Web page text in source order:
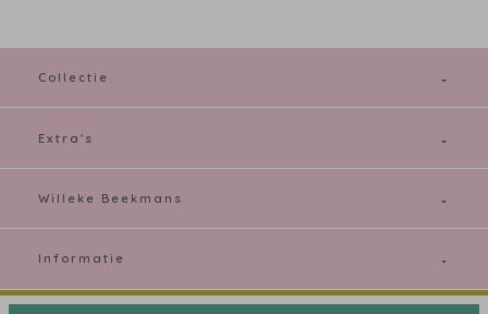
Collectie
Extra's
Willeke Beekmans
Informatie